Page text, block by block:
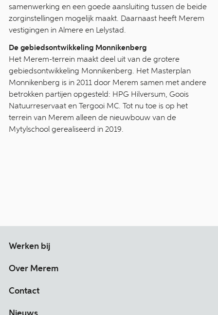
samenwerking en een goede aansluiting tussen de beide
zorginstellingen mogelijk maakt. Daarnaast heeft Merem
vestigingen in Almere en Lelystad.
De gebiedsontwikkeling Monnikenberg
Het Merem-terrein maakt deel uit van de grotere
gebiedsontwikkeling Monnikenberg. Het Masterplan
Monnikenberg is in 2011 door Merem samen met andere
betrokken partijen opgesteld: HPG Hilversum, Goois
Natuurreservaat en Tergooi MC. Tot nu toe is op het
terrein van Merem alleen de nieuwbouw van de
Mytylschool gerealiseerd in 2019.
Werken bij
Over Merem
Contact